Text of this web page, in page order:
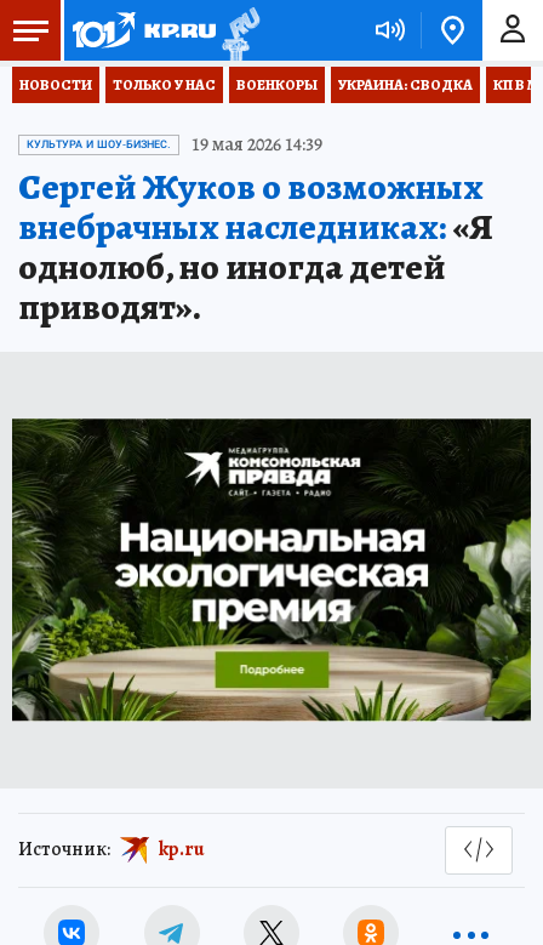
НОВОСТИ ТОЛЬКО У НАС ВОЕНКОРЫ УКРАИНА: СВОДКА КП В
КУЛЬТУРА И ШОУ-БИЗНЕС. 19 мая 2026 14:39
Сергей Жуков о возможных
внебрачных наследниках:«Я
однолюб, но иногда детей
приводят».
Источник: kp.ru